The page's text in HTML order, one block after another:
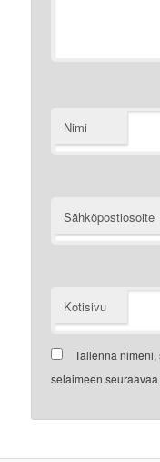
Nimi
Sähköpostiosoite
Kotisivu
Tallenna
selaimeen